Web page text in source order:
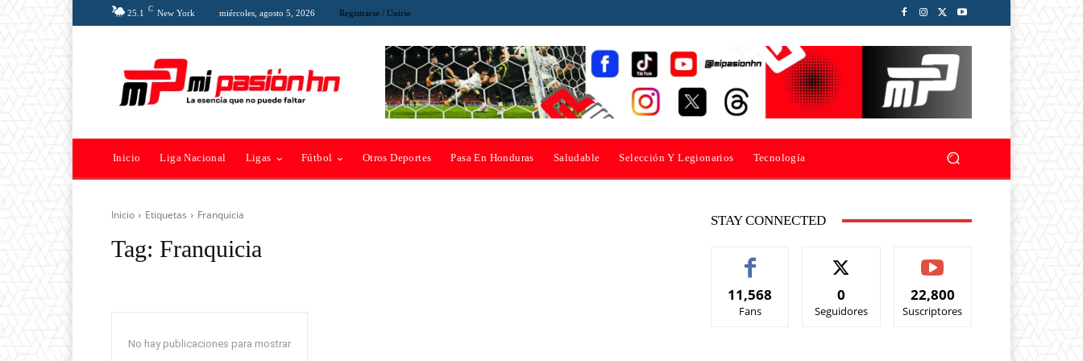
25.1 C New York miércoles, agosto 5, 2026 Registrarse / Unirse
Inicio Liga Nacional Ligas Fútbol Otros Deportes Pasa En Honduras Saludable Selección Y Legionarios Tecnología
Inicio Etiquetas Franquicia
Tag: Franquicia
No hay publicaciones para mostrar
STAY CONNECTED
11,568
Fans
0
Seguidores
22,800
Suscriptores